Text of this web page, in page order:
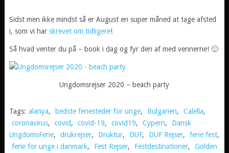
Sidst men ikke mindst så er August en super måned at tage afsted
i, som vi har skrevet om tidligere!
Så hvad venter du på – book i dag og fyr den af med vennerne! 🙂
Ungdomsrejser 2020 – beach party
Tags: alanya, bedste feriesteder for unge, Bulgarien, Calella,
coronavirus, covid, covid-19, covid19, Cypern,
Dansk
UngdomsFerie, drukrejser, Druktur, DUF, DUF Rejser, ferie fest,
ferie for unge i danmark, Fest Rejser, Festdestinationer,
Golden